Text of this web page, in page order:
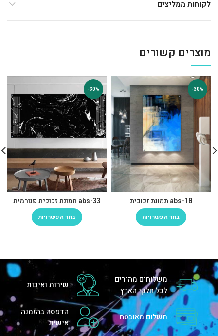
לקוחות ממליצים
מוצרים קשורים
-30%
abs-18 תמונת זכוכית
בחר אפשרויות
-30%
abs-33 תמונת זכוכית פנורמית
בחר אפשרויות
משלוחים מהירים
לכל חלקי הארץ
שירות ואיכות
תשלום מאובטח
הדפסה בהזמנה
אישית